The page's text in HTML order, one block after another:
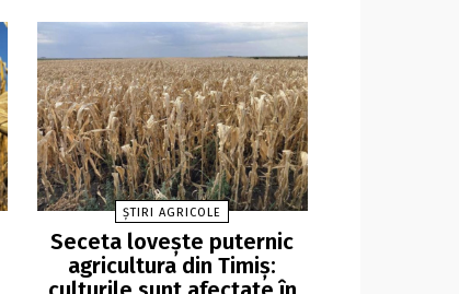
ȘTIRI AGRICOLE
Seceta lovește puternic
agricultura din Timiș: